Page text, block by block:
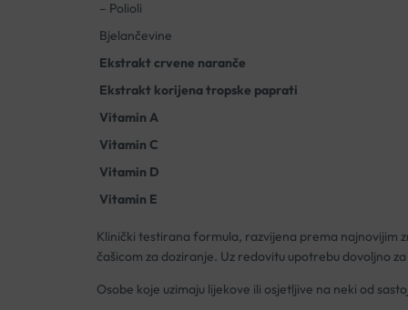
– Polioli
Bjelančevine
Ekstrakt crvene naranče
Ekstrakt korijena tropske paprati
Vitamin A
Vitamin C
Vitamin D
Vitamin E
Klinički testirana formula, razvijena prema najnovijim
čašicom za doziranje. Uz redovitu upotrebu dovoljno
Osobe koje uzimaju lijekove ili osjetljive na neki od